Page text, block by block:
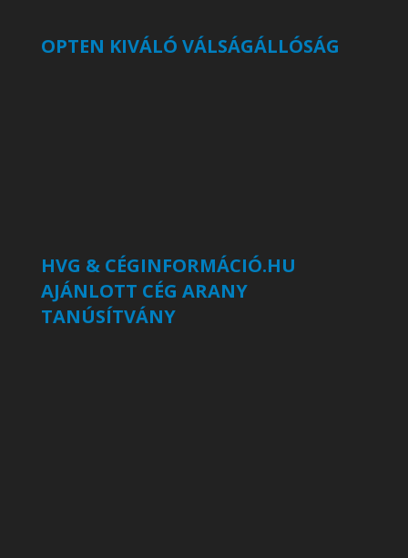
OPTEN KIVÁLÓ VÁLSÁGÁLLÓSÁG
HVG & CÉGINFORMÁCIÓ.HU
AJÁNLOTT CÉG ARANY
TANÚSÍTVÁNY